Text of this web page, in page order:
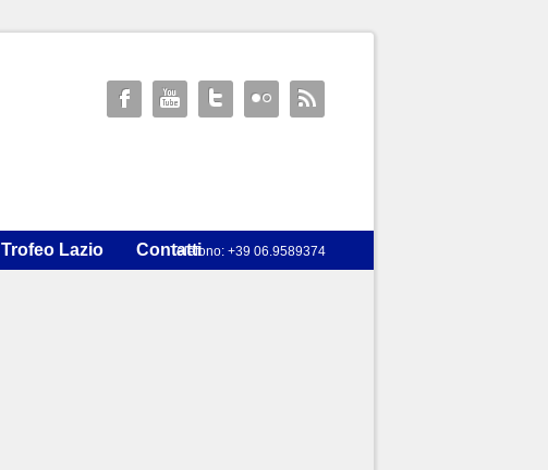
Telefono: +39 06.9589374
Trofeo Lazio Contatti